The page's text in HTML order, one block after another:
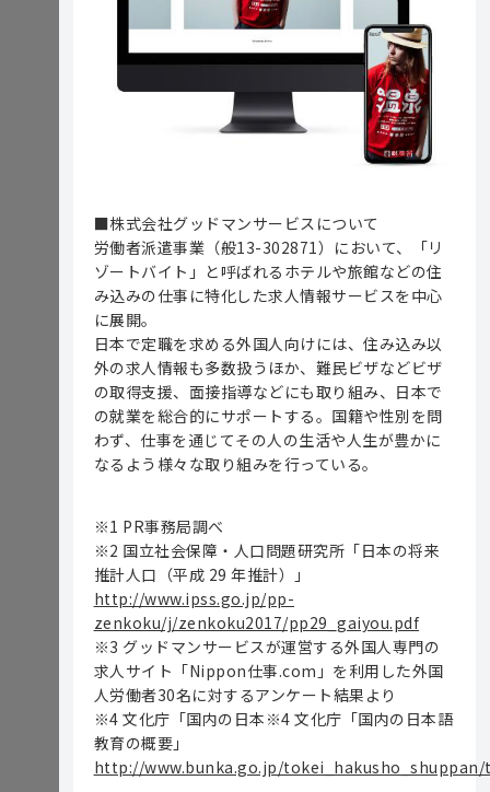
■株式会社グッドマンサービスについて
労働者派遣事業（般13-302871）において、「リ
ゾートバイト」と呼ばれるホテルや旅館などの住
み込みの仕事に特化した求人情報サービスを中心
に展開。
日本で定職を求める外国人向けには、住み込み以
外の求人情報も多数扱うほか、難民ビザなどビザ
の取得支援、面接指導などにも取り組み、日本で
の就業を総合的にサポートする。国籍や性別を問
わず、仕事を通じてその人の生活や人生が豊かに
なるよう様々な取り組みを行っている。
※1 PR事務局調べ
※2 国立社会保障・人口問題研究所「日本の将来
推計人口（平成 29 年推計）」
http://www.ipss.go.jp/pp-
zenkoku/j/zenkoku2017/pp29_gaiyou.pdf
※3 グッドマンサービスが運営する外国人専門の
求人サイト「Nippon仕事.com」を利用した外国
人労働者30名に対するアンケート結果より
※4 文化庁「国内の日本※4 文化庁「国内の日本語
教育の概要」
http://www.bunka.go.jp/